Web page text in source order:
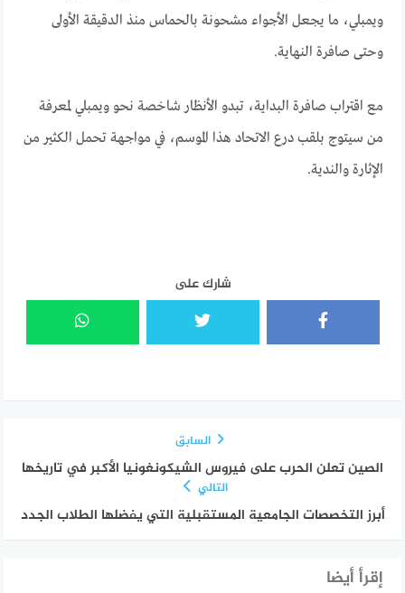
ويمبلي، ما يجعل الأجواء مشحونة بالحماس منذ الدقيقة الأولى
وحتى صافرة النهاية.
مع اقتراب صافرة البداية، تبدو الأنظار شاخصة نحو ويمبلي لمعرفة
من سيتوج بلقب درع الاتحاد هذا الموسم، في مواجهة تحمل الكثير من
الإثارة والندية.
شارك على
السابق
الصين تعلن الحرب على فيروس الشيكونغونيا الأكبر في تاريخها
التالي
أبرز التخصصات الجامعية المستقبلية التي يفضلها الطلاب الجدد
إقرأ أيضا